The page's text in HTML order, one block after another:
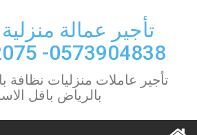
تأجير عمالة
0573904838- 0549362075
تأجير عاملات منزليات نظافة
بالرياض باقل